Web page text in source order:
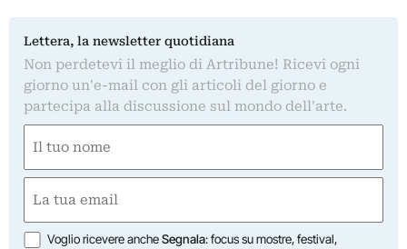
Lettera, la newsletter quotidiana
Non perdetevi il meglio di Artribune! Ricevi ogni
giorno un'e-mail con gli articoli del giorno e
partecipa alla discussione sul mondo dell'arte.
(Obbligatorio)
Nome
(Obbligatorio)
Opzioni
Voglio ricevere ancheSegnala: focus su mostre, festival,